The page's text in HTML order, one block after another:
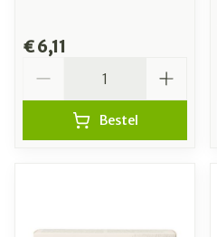
€ 6,11
Bestel